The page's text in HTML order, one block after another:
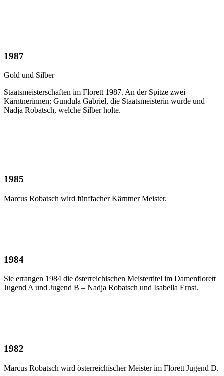
1987
Gold und Silber
Staatsmeisterschaften im Florett 1987. An der Spitze zwei
Kärntnerinnen: Gundula Gabriel, die Staatsmeisterin wurde und
Nadja Robatsch, welche Silber holte.
1985
Marcus Robatsch wird fünffacher Kärntner Meister.
1984
Sie errangen 1984 die österreichischen Meistertitel im Damenflorett
Jugend A und Jugend B – Nadja Robatsch und Isabella Ernst.
1982
Marcus Robatsch wird österreichischer Meister im Florett Jugend D.